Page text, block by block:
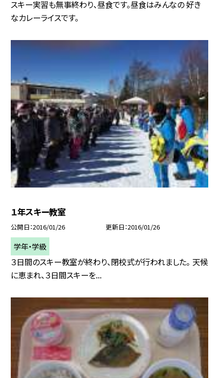
スキー実習も無事終わり、昼食です。昼食はみんなの 好き
なカレーライスです。
１年スキー教室
公開日 2016/01/26 更新日 2016/01/26
学年・学級
３日間のスキー教室が終わり、閉校式が行われました。 天候
に恵まれ、３日間スキーを...